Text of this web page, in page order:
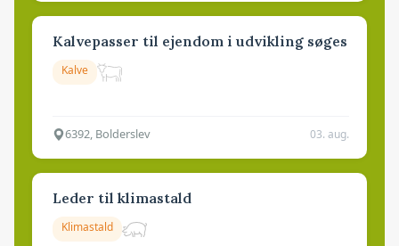
Kalvepasser til ejendom i udvikling søges
Kalve
6392, Bolderslev 03. aug.
Leder til klimastald
Klimastald